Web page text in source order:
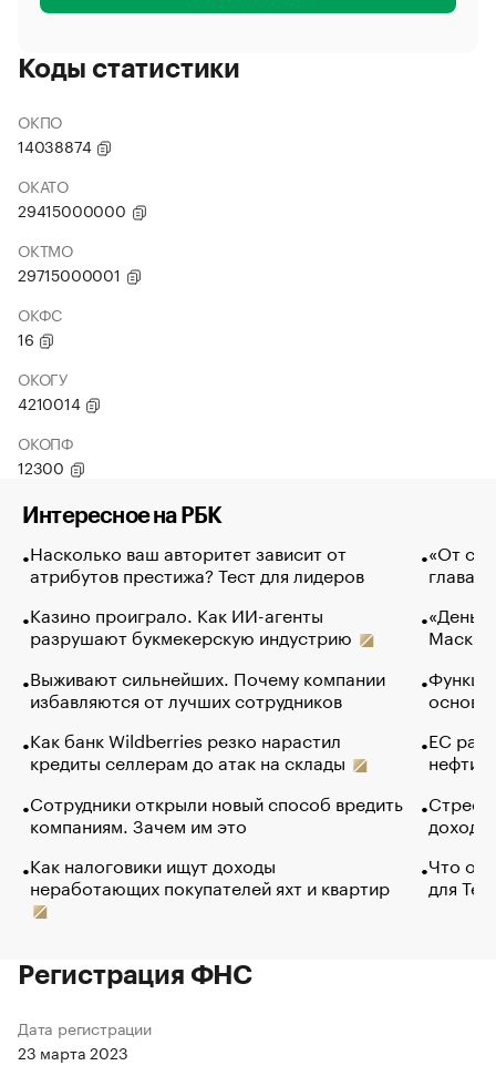
Коды статистики
ОКПО
14038874
ОКАТО
29415000000
ОКТМО
29715000001
ОКФС
16
ОКОГУ
4210014
ОКОПФ
12300
Интересное на РБК
Насколько ваш авторитет зависит от
атрибутов престижа? Тест для лидеров
Казино проиграло. Как ИИ-агенты
разрушают букмекерскую индустрию
Выживают сильнейших. Почему компании
избавляются от лучших сотрудников
Как банк Wildberries резко нарастил
кредиты селлерам до атак на склады
Сотрудники открыли новый способ вредить
компаниям. Зачем им это
Как налоговики ищут доходы
неработающих покупателей яхт и квартир
«От
глава
Маск в
основ
ЕС
нефти
Что
для
Регистрация ФНС
Дата регистрации
23 марта 2023